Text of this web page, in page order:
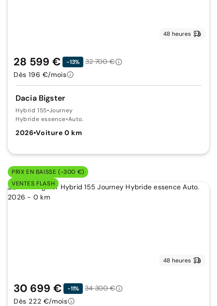
48 heures
Dacia Bigster
Hybrid 155•Journey
Hybride essence•Auto.
2026•Voiture 0 km
28 599 € -13%
32 700 €
Dès 196 €/mois
PRIX EN BAISSE (-300 €)
VENTES FLASH
48 heures
30 699 € -11%
34 300 €
Dès 222 €/mois